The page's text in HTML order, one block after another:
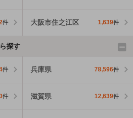
件 大阪市住之江区 1,639件
探す
件 兵庫県 78,596件
件 滋賀県 12,639件